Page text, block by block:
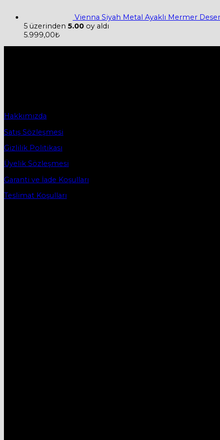
Vienna Siyah Metal Ayaklı Mermer
5 üzerinden 5.00 oy aldı
5.999,00₺
Hakkımızda
Satış Sözleşmesi
Gizlilik Politikası
Üyelik Sözleşmesi
Garanti ve İade Koşulları
Teslimat Koşulları